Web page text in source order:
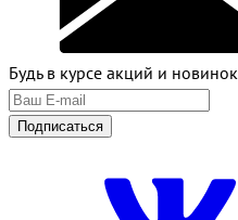
Будь в курсе акций и новинок
Подписаться